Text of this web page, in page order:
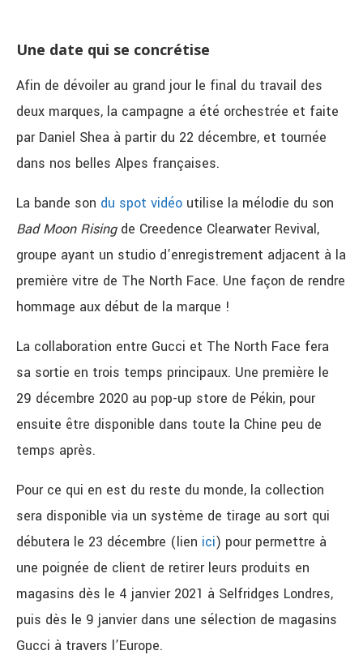
Une date qui se concrétise
Afin de dévoiler au grand jour le final du travail des
deux marques, la campagne a été orchestrée et faite
par Daniel Shea à partir du 22 décembre, et tournée
dans nos belles Alpes françaises.
La bande son du spot vidéo utilise la mélodie du son
Bad Moon Risingde Creedence Clearwater Revival,
groupe ayant un studio d’enregistrement adjacent à la
première vitre de The North Face. Une façon de rendre
hommage aux début de la marque !
La collaboration entre Gucci et The North Face fera
sa sortie en trois temps principaux. Une première le
29 décembre 2020 au pop-up store de Pékin, pour
ensuite être disponible dans toute la Chine peu de
temps après.
Pour ce qui en est du reste du monde, la collection
sera disponible via un système de tirage au sort qui
débutera le 23 décembre (lien ici) pour permettre à
une poignée de client de retirer leurs produits en
magasins dès le 4 janvier 2021 à Selfridges Londres,
puis dès le 9 janvier dans une sélection de magasins
Gucci à travers l’Europe.